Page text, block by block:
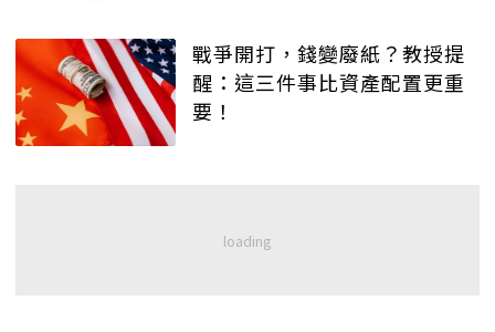
戰爭開打，錢變廢紙？教授提
醒：這三件事比資產配置更重
要！